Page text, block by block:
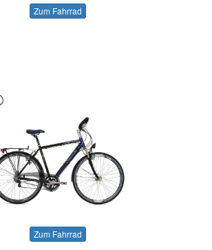
Zum Fahrrad
Zum Fahrrad